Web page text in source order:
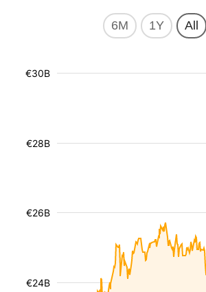
6M 1Y All
€24B
€26B
€28B
€30B